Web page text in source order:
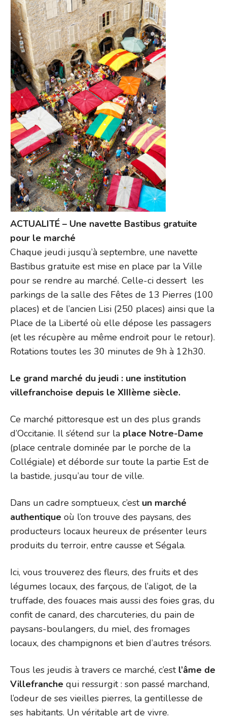
ACTUALITÉ – Une navette Bastibus gratuite
pour le marché
Chaque jeudi jusqu’à septembre, une navette
Bastibus gratuite est mise en place par la Ville
pour se rendre au marché. Celle-ci dessert les
parkings de la salle des Fêtes de 13 Pierres (100
places) et de l’ancien Lisi (250 places) ainsi que la
Place de la Liberté où elle dépose les passagers
(et les récupère au même endroit pour le retour).
Rotations toutes les 30 minutes de 9h à 12h30.
Le grand marché du jeudi : une institution
villefranchoise depuis le XIIIème siècle.
Ce marché pittoresque est un des plus grands
d’Occitanie. Il s’étend sur la place Notre-Dame
(place centrale dominée par le porche de la
Collégiale) et déborde sur toute la partie Est de
la bastide, jusqu’au tour de ville.
Dans un cadre somptueux, c’estun marché
authentique où l’on trouve des paysans, des
producteurs locaux heureux de présenter leurs
produits du terroir, entre causse et Ségala.
Ici, vous trouverez des fleurs, des fruits et des
légumes locaux, des farçous, de l’aligot, de la
truffade, des fouaces mais aussi des foies gras, du
confit de canard, des charcuteries, du pain de
paysans-boulangers, du miel, des fromages
locaux, des champignons et bien d’autres trésors.
Tous les jeudis à travers ce marché, c’est l’âme de
Villefranche qui ressurgit : son passé marchand,
l’odeur de ses vieilles pierres, la gentillesse de
ses habitants. Un véritable art de vivre.